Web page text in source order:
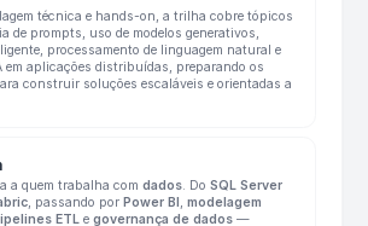
técnica e hands-on, a trilha cobre tópicos
de prompts, uso de modelos generativos,
processamento de linguagem natural e
em aplicações distribuídas, preparando os
construir soluções escaláveis e orientadas a
a quem trabalha com dados. Do SQL Server
, passando por Power BI, modelagem
ETL e governança de dados —